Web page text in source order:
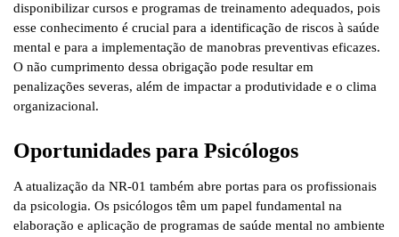
disponibilizar cursos e programas de treinamento adequados, pois
esse conhecimento é crucial para a identificação de riscos à saúde
mental e para a implementação de manobras preventivas eficazes.
O não cumprimento dessa obrigação pode resultar em
penalizações severas, além de impactar a produtividade e o clima
organizacional.
Oportunidades para Psicólogos
A atualização da NR-01 também abre portas para os profissionais
da psicologia. Os psicólogos têm um papel fundamental na
elaboração e aplicação de programas de saúde mental no ambiente